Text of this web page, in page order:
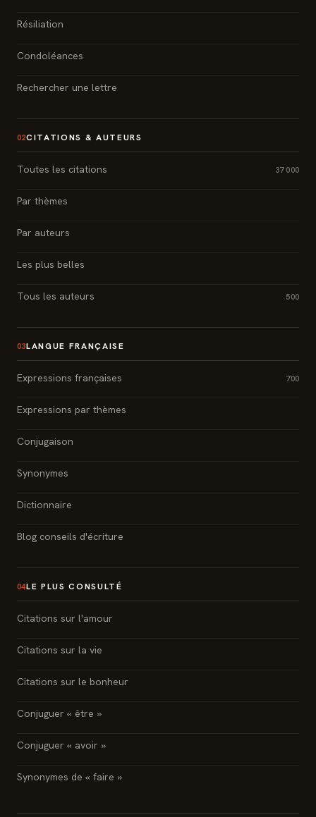
Résiliation
Condoléances
Rechercher une lettre
02CITATIONS & AUTEURS
Toutes les citations 37 000
Par thèmes
Par auteurs
Les plus belles
Tous les auteurs 500
03LANGUE FRANÇAISE
Expressions françaises 700
Expressions par thèmes
Conjugaison
Synonymes
Dictionnaire
Blog conseils d'écriture
04LE PLUS CONSULTÉ
Citations sur l'amour
Citations sur la vie
Citations sur le bonheur
Conjuguer « être »
Conjuguer « avoir »
Synonymes de « faire »